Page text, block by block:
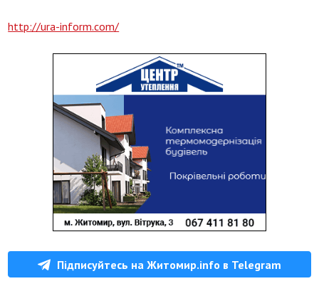
http://ura-inform.com/
Підписуйтесь на Житомир.info в Telegram